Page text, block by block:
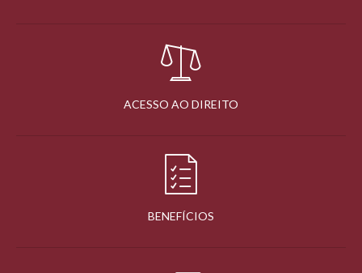
ACESSO AO DIREITO
BENEFÍCIOS